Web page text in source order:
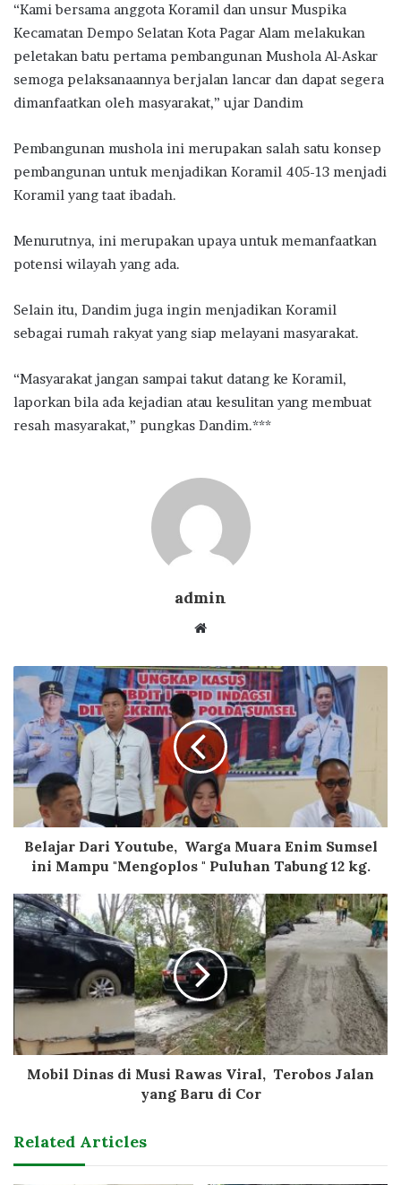
“Kami bersama anggota Koramil dan unsur Muspika
Kecamatan Dempo Selatan Kota Pagar Alam melakukan
peletakan batu pertama pembangunan Mushola Al-Askar
semoga pelaksanaannya berjalan lancar dan dapat segera
dimanfaatkan oleh masyarakat,” ujar Dandim
Pembangunan mushola ini merupakan salah satu konsep
pembangunan untuk menjadikan Koramil 405-13 menjadi
Koramil yang taat ibadah.
Menurutnya, ini merupakan upaya untuk memanfaatkan
potensi wilayah yang ada.
Selain itu, Dandim juga ingin menjadikan Koramil
sebagai rumah rakyat yang siap melayani masyarakat.
“Masyarakat jangan sampai takut datang ke Koramil,
laporkan bila ada kejadian atau kesulitan yang membuat
resah masyarakat,” pungkas Dandim.***
admin
Website
Belajar Dari Youtube, Warga Muara Enim Sumsel
ini Mampu "Mengoplos " Puluhan Tabung 12 kg.
Mobil Dinas di Musi Rawas Viral, Terobos Jalan
yang Baru di Cor
Related Articles